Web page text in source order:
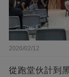
2026/02/12
從跑堂伙計到